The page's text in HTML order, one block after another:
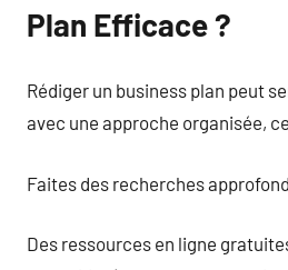
Plan Efficace ?
Rédiger un business plan peut
avec une approche organisée,
Faites des recherches
Des ressources en ligne